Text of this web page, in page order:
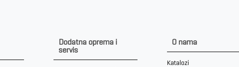
Dodatna oprema i
servis
O nama
Katalozi